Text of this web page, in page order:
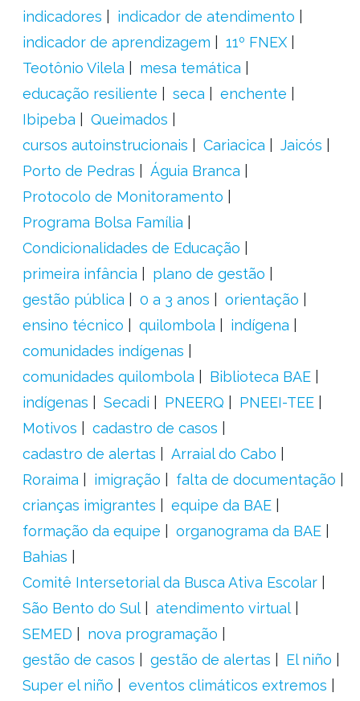
indicadores
indicador de atendimento
indicador de aprendizagem
11º FNEX
Teotônio Vilela
mesa temática
educação resiliente
seca
enchente
Ibipeba
Queimados
cursos autoinstrucionais
Cariacica
Jaicós
Porto de Pedras
Águia Branca
Protocolo de Monitoramento
Programa Bolsa Família
Condicionalidades de Educação
primeira infância
plano de gestão
gestão pública
0 a 3 anos
orientação
ensino técnico
quilombola
indígena
comunidades indígenas
comunidades quilombola
Biblioteca BAE
indígenas
Secadi PNEERQ
PNEEI-TEE
Motivos
cadastro de casos
cadastro de alertas
Arraial do Cabo
Roraima
imigração
falta de documentação
crianças imigrantes
equipe da BAE
formação da equipe
organograma da BAE
Bahias
Comitê Intersetorial da Busca Ativa Escolar
São Bento do Sul
atendimento virtual
SEMED
nova programação
gestão de casos
gestão de alertas
El niño
Super el niño
eventos climáticos extremos